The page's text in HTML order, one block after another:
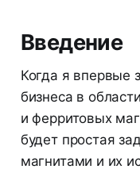
Введение
Когда я впервые
бизнеса в
и ферритовых
будет простая
магнитами и их